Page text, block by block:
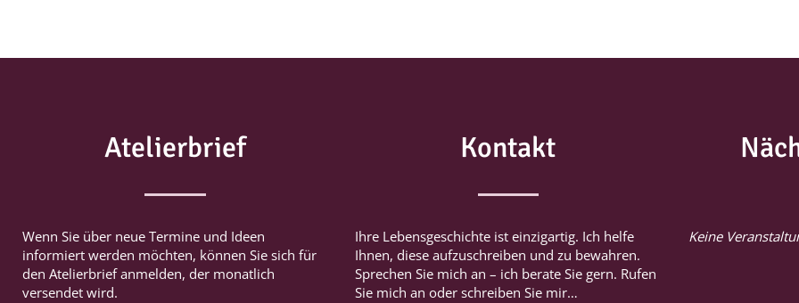
Atelierbrief
Wenn Sie über neue Termine und Ideen
informiert werden möchten, können Sie sich für
den Atelierbrief anmelden, der monatlich
versendet wird.
Kontakt
Ihre Lebensgeschichte ist einzigartig. Ich helfe
Ihnen, diese aufzuschreiben und zu bewahren.
Sprechen Sie mich an – ich berate Sie gern. Rufen
Sie mich an oder schreiben Sie mir…
Keine